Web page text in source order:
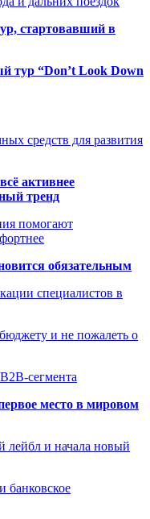
стартовавший в
тур “Don’t Look Down
средств для развития
активнее
тренд
помогают
обязательным
специалистов в
и не пожалеть о
сегмента
место в мировом
лейбл и начала новый
банковское